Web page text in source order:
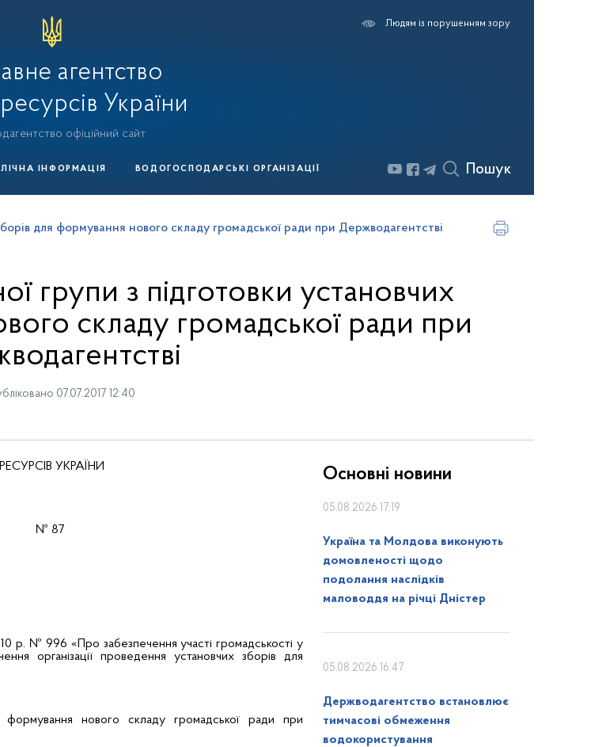
агентство
України
офіційний сайт
Людям із порушенням зору
ІНФОРМАЦІЯ ВОДОГОСПОДАРСЬКІ ОРГАНІЗАЦІЇ Пошук
для формування нового складу громадської ради при Держводагентстві
групи з підготовки установчих
складу громадської ради при
07.07.2017 12:40
УКРАЇНИ
№ 87
р. № 996 «Про забезпечення участі громадськості у
організації проведення установчих зборів для
формування нового складу громадської ради при
Основні новини
05.08.2026 17:19
Україна та Молдова виконують
домовленості щодо
подолання наслідків
маловоддя на річці Дністер
05.08.2026 16:47
Держводагентство встановлює
тимчасові обмеження
водокористування